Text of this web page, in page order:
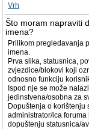
Vrh
Što moram napraviti
imena?
Prilikom pregledavanja
imena.
Prva slika, statusnica,
zvjezdice/blokovi koji
odnosno funkciju
Ispod nje se može
jedinstvena/osobna za
Dopuštenja o korištenju
administrator/ica
dopuštenju statusnica/